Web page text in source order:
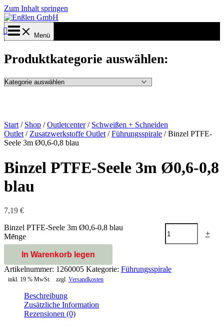
Zum Inhalt springen
Menü
Produktkategorie auswählen:
Start / Shop /Outletcenter/ Schweißen + Schneiden
Outlet / Zusatzwerkstoffe Outlet /Führungsspirale / Binzel PTFE-
Seele 3m Ø0,6-0,8 blau
Binzel PTFE-Seele 3m Ø0,6-0,8
blau
7,19 €
-
Binzel PTFE-Seele 3m Ø0,6-0,8 blau
Menge
+
In Warenkorb legen
Artikelnummer: 1260005 Kategorie: Führungsspirale
inkl. 19 % MwSt. zzgl. Versandkosten
Beschreibung
Zusätzliche Information
Rezensionen (0)